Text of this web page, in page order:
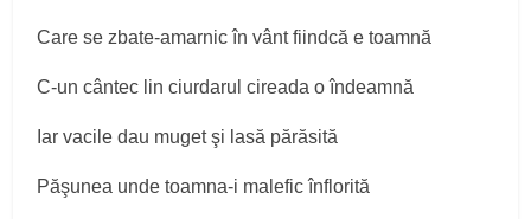
Care se zbate-amarnic în vânt fiindcă e toamnă
C-un cântec lin ciurdarul cireada o îndeamnă
Iar vacile dau muget şi lasă părăsită
Păşunea unde toamna-i malefic înflorită